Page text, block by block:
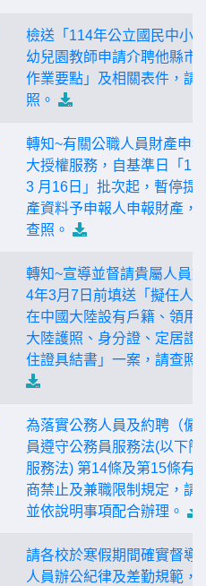
檢送「114年公立國民中小
幼兒園教師申請介聘他縣市
作業要點」及相關表件，請
照。
轉知~有關公職人員財產申
大授權服務，自基準日「
3 月16日」批次起，暫停提
產資料予申報人申報財產，
查照。
轉知~宣導並督請貴屬人員
4年3月7日前填送「擬任人
在中國大陸設有戶籍、領用
大陸護照、身分證、定居證
住證具結書」一案，請查照
為落實公務人員及約聘（僱
員遵守公務員服務法(以下簡
服務法) 第14條及第15條有
商禁止及兼職限制規定，請
並依說明事項配合辦理。
請各校於寒假期間確實督導
人員辦公紀律及差勤規範，